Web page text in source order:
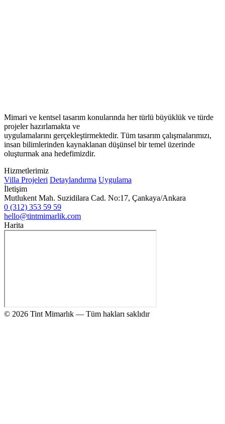
Mimari ve kentsel tasarım konularında her türlü büyüklük ve türde
projeler hazırlamakta ve
uygulamalarını gerçekleştirmektedir. Tüm tasarım çalışmalarımızı,
insan bilimlerinden kaynaklanan düşünsel bir temel üzerinde
oluşturmak ana hedefimizdir.
Hizmetlerimiz
Villa Projeleri Detaylandırma Uygulama
İletişim
Mutlukent Mah. Suzidilara Cad. No:17, Çankaya/Ankara
0 (312) 353 59 59
hello@tintmimarlik.com
Harita
© 2026 Tint Mimarlık — Tüm hakları saklıdır